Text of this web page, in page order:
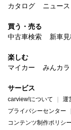
カタログ
ニュース
買う・売る
中古車検索
新車見
楽しむ
マイカー
みんカラ
サービス
carview!について 運
プライバシーセンター
コンテンツ制作ポリシー